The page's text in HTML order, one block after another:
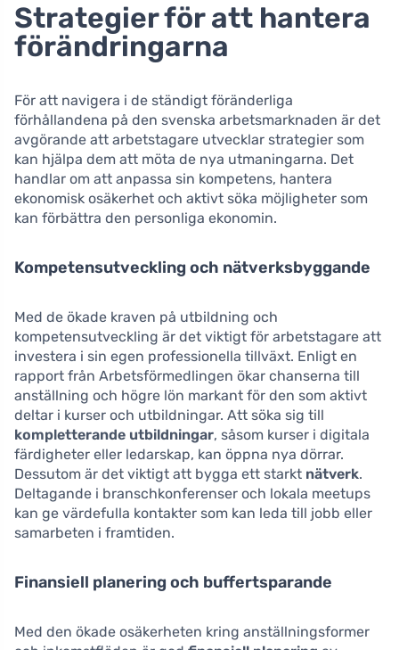
Strategier för att hantera
förändringarna
För att navigera i de ständigt föränderliga
förhållandena på den svenska arbetsmarknaden är det
avgörande att arbetstagare utvecklar strategier som
kan hjälpa dem att möta de nya utmaningarna. Det
handlar om att anpassa sin kompetens, hantera
ekonomisk osäkerhet och aktivt söka möjligheter som
kan förbättra den personliga ekonomin.
Kompetensutveckling och nätverksbyggande
Med de ökade kraven på utbildning och
kompetensutveckling är det viktigt för arbetstagare att
investera i sin egen professionella tillväxt. Enligt en
rapport från Arbetsförmedlingen ökar chanserna till
anställning och högre lön markant för den som aktivt
deltar i kurser och utbildningar. Att söka sig till
kompletterande utbildningar, såsom kurser i digitala
färdigheter eller ledarskap, kan öppna nya dörrar.
Dessutom är det viktigt att bygga ett starkt nätverk.
Deltagande i branschkonferenser och lokala meetups
kan ge värdefulla kontakter som kan leda till jobb eller
samarbeten i framtiden.
Finansiell planering och buffertsparande
Med den ökade osäkerheten kring anställningsformer